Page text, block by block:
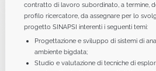
contratto di lavoro subordinato, a termine,
profilo ricercatore, da assegnare per lo
progetto SINAPSI interenti i seguenti temi:
Progettazione e sviluppo di sistemi di
ambiente bigdata;
Studio e valutazione di tecniche di